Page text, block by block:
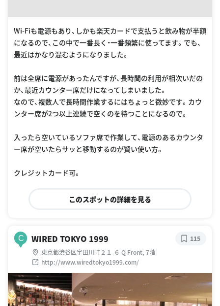
Wi-Fiも電源もあり、しかも楽天カードで支払うと飲み物が半額
になるので、この中で一番長く・一番頻繁に使ってます。でも、
最近はかなり混むようになりました。
前は全席に電源があったんですが、長時間の利用が相次いだの
か、最近カウンター席だけになってしまいました。
なので、複数人で長時間作業するにはちょっと微妙です。カウ
ンター席が2つ以上連続で空くのを待つことになるので。
入ったら空いているソファ席で作業して、電源のあるカウンタ
ー席が空いたらサッと移動するのが賢い使い方。
クレジットカード可。
このスポットの詳細を見る
C WIRED TOKYO 1999
東京都渋谷区宇田川町２１-６ Q Front, 7階
http://www.wiredtokyo1999.com/
115